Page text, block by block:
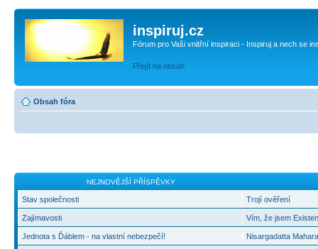
inspiruj.cz
Fórum pro Vaši vnitřní inspiraci - Inspiruj a nech se
Přejít na obsah
Obsah fóra
NEJNOVĚJŠÍ PŘÍSPĚVKY
Stav společnosti
Zajímavosti
Jednota s Ďáblem - na vlastní nebezpečí!
Trojí ověření
Vím, že jsem
Nisargadatta